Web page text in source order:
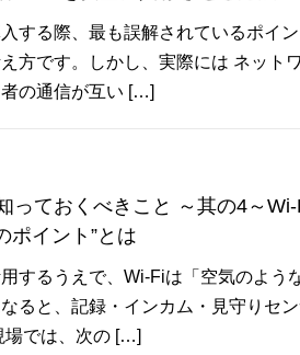
する際、最も誤解されているポイ
方です。しかし、実際には ネット
の通信が互い […]
っておくべきこと ～其の4～
ポイント”とは
するうえで、Wi-Fiは「空気のよう
ると、記録・インカム・見守りセ
場では、次の […]